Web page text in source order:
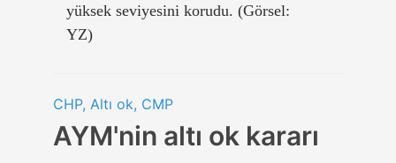
yüksek seviyesini korudu. (Görsel:
YZ)
CHP, Altı ok, CMP
AYM'nin altı ok kararı